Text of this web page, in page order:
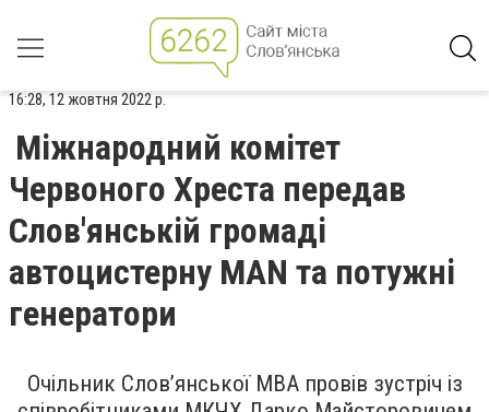
16:28, 12 жовтня 2022 р.
Міжнародний комітет
Червоного Хреста передав
Слов'янській громаді
автоцистерну MAN та потужні
генератори
Очільник Слов’янської МВА провів зустріч із